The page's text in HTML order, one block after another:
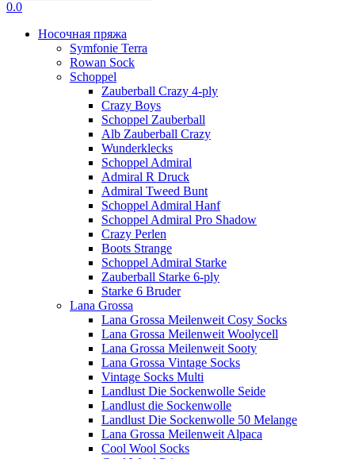
0.0
Носочная пряжа
Symfonie Terra
Rowan Sock
Schoppel
Zauberball Crazy 4-ply
Crazy Boys
Schoppel Zauberball
Alb Zauberball Crazy
Wunderklecks
Schoppel Admiral
Admiral R Druck
Admiral Tweed Bunt
Schoppel Admiral Hanf
Schoppel Admiral Pro Shadow
Crazy Perlen
Boots Strange
Schoppel Admiral Starke
Zauberball Starke 6-ply
Starke 6 Bruder
Lana Grossa
Lana Grossa Meilenweit Cosy Socks
Lana Grossa Meilenweit Woolycell
Lana Grossa Meilenweit Sooty
Lana Grossa Vintage Socks
Vintage Socks Multi
Landlust Die Sockenwolle Seide
Landlust die Sockenwolle
Landlust Die Sockenwolle 50 Melange
Lana Grossa Meilenweit Alpaca
Cool Wool Socks